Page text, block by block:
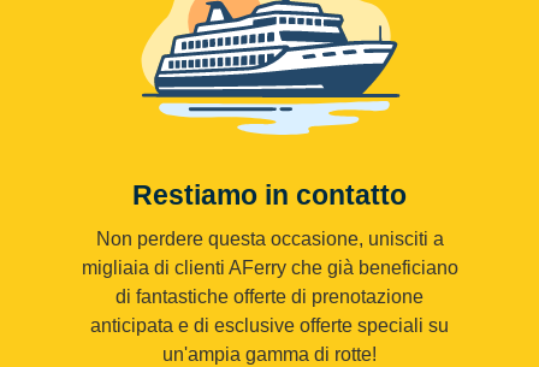
Restiamo in contatto
Non perdere questa occasione, unisciti a
migliaia di clienti AFerry che già beneficiano
di fantastiche offerte di prenotazione
anticipata e di esclusive offerte speciali su
un'ampia gamma di rotte!